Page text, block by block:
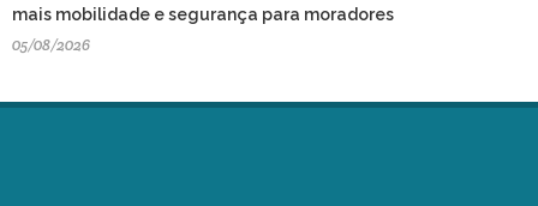
mais mobilidade e segurança para moradores
05/08/2026